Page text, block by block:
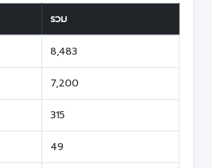
รวม
8,483
7,200
315
49